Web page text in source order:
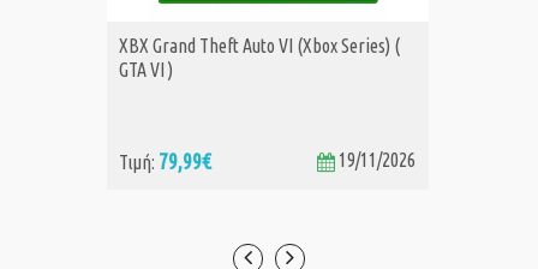
ΑΓΟΡΑ
XBX Grand Theft Auto VI (Xbox Series) (
GTA VI )
Τιμή: 79,99€ 19/11/2026